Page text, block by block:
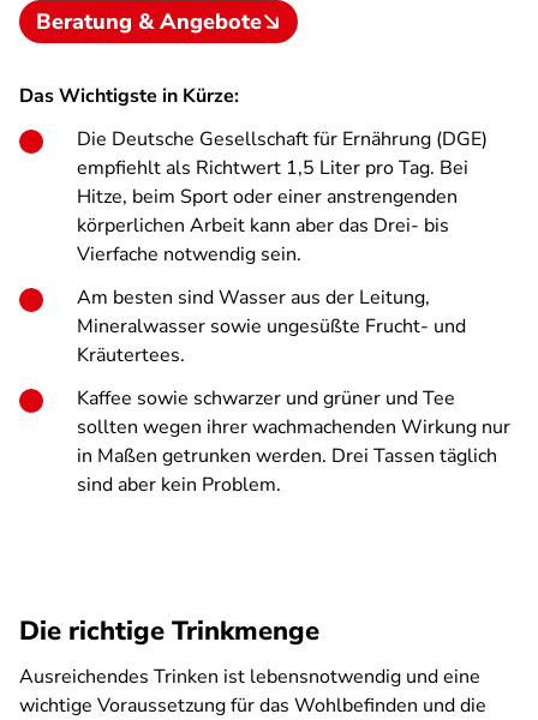
Beratung & Angebote
Das Wichtigste in Kürze:
Die Deutsche Gesellschaft für Ernährung (DGE)
empfiehlt als Richtwert 1,5 Liter pro Tag. Bei
Hitze, beim Sport oder einer anstrengenden
körperlichen Arbeit kann aber das Drei- bis
Vierfache notwendig sein.
Am besten sind Wasser aus der Leitung,
Mineralwasser sowie ungesüßte Frucht- und
Kräutertees.
Kaffee sowie schwarzer und grüner und Tee
sollten wegen ihrer wachmachenden Wirkung nur
in Maßen getrunken werden. Drei Tassen täglich
sind aber kein Problem.
Die richtige Trinkmenge
Ausreichendes Trinken ist lebensnotwendig und eine
wichtige Voraussetzung für das Wohlbefinden und die